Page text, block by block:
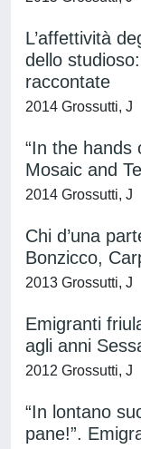
L’affettività
dello
raccontate
2014 Grossutti, J
“In the hands
Mosaic and
2014 Grossutti, J
Chi d’una
Bonzicco,
2013 Grossutti, J
Emigranti
agli anni
2012 Grossutti, J
“In lontano
pane!”.